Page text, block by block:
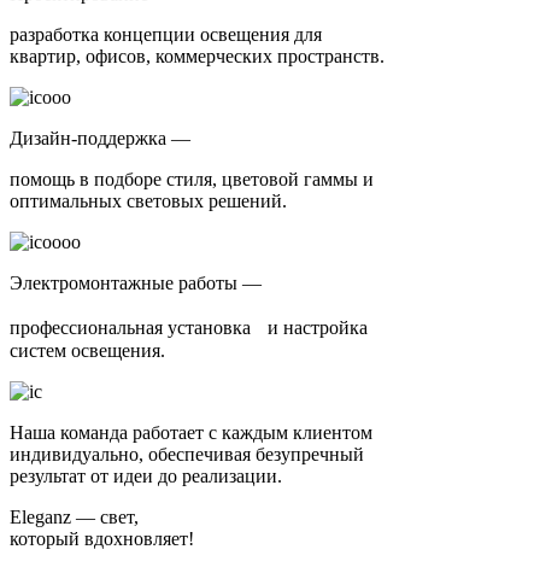
разработка концепции освещения для
квартир, офисов, коммерческих пространств.
Дизайн-поддержка —
помощь в подборе стиля, цветовой гаммы и
оптимальных световых решений.
Электромонтажные работы —
профессиональная установка и настройка
систем освещения.
Наша команда работает с каждым клиентом
индивидуально, обеспечивая безупречный
результат от идеи до реализации.
Eleganz — свет,
который вдохновляет!